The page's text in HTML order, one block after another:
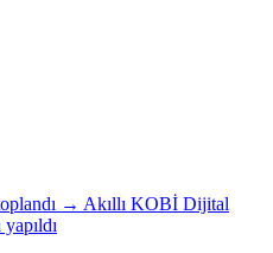
→ Akıllı KOBİ Dijital